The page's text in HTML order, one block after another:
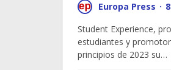
Europa Press ·
Student Experience,
estudiantes y
principios de 2023 su…